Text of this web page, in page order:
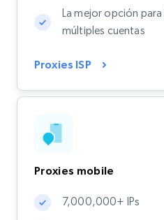
La mejor opción
múltiples cuentas
Proxies ISP
Proxies mobile
7,000,000+ IPs